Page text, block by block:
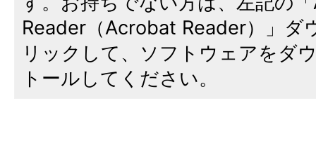
Reader（Acrobat Reader）」ダ
リックして、ソフトウェアをダ
トールしてください。